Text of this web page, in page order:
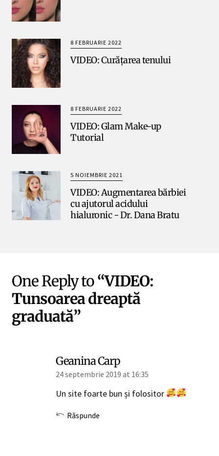
8 FEBRUARIE 2022
VIDEO: Curățarea tenului
8 FEBRUARIE 2022
VIDEO: Glam Make-up
Tutorial
5 NOIEMBRIE 2021
VIDEO: Augmentarea bărbiei
cu ajutorul acidului
hialuronic - Dr. Dana Bratu
One Reply to“VIDEO:
Tunsoarea dreaptă
graduată”
Geanina Carp
24 septembrie 2019 at 16:35
Un site foarte bun și folositor
Răspunde